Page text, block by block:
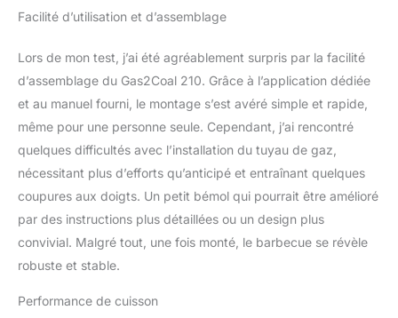
Facilité d’utilisation et d’assemblage
Lors de mon test, j’ai été agréablement surpris par la facilité
d’assemblage du Gas2Coal 210. Grâce à l’application dédiée
et au manuel fourni, le montage s’est avéré simple et rapide,
même pour une personne seule. Cependant, j’ai rencontré
quelques difficultés avec l’installation du tuyau de gaz,
nécessitant plus d’efforts qu’anticipé et entraînant quelques
coupures aux doigts. Un petit bémol qui pourrait être amélioré
par des instructions plus détaillées ou un design plus
convivial. Malgré tout, une fois monté, le barbecue se révèle
robuste et stable.
Performance de cuisson